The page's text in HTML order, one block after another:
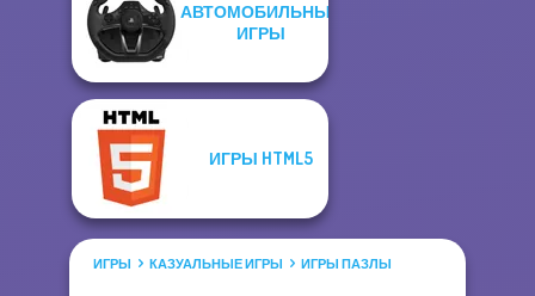
АВТОМОБИЛЬНЫЕ
ИГРЫ
ИГРЫ HTML5
ИГРЫ КАЗУАЛЬНЫЕ ИГРЫ ИГРЫ ПАЗЛЫ